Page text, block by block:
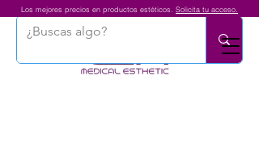
Los mejores precios en productos estéticos. Solicita tu acceso.